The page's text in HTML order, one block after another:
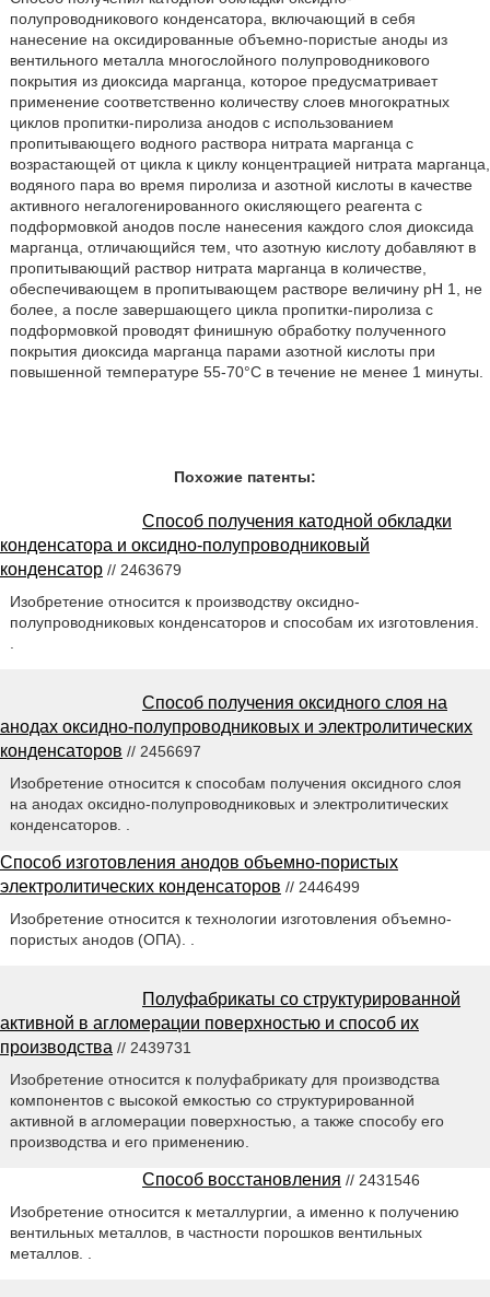
полупроводникового конденсатора, включающий в себя
нанесение на оксидированные объемно-пористые аноды из
вентильного металла многослойного полупроводникового
покрытия из диоксида марганца, которое предусматривает
применение соответственно количеству слоев многократных
циклов пропитки-пиролиза анодов с использованием
пропитывающего водного раствора нитрата марганца с
возрастающей от цикла к циклу концентрацией нитрата марганца,
водяного пара во время пиролиза и азотной кислоты в качестве
активного негалогенированного окисляющего реагента с
подформовкой анодов после нанесения каждого слоя диоксида
марганца, отличающийся тем, что азотную кислоту добавляют в
пропитывающий раствор нитрата марганца в количестве,
обеспечивающем в пропитывающем растворе величину рН 1, не
более, а после завершающего цикла пропитки-пиролиза с
подформовкой проводят финишную обработку полученного
покрытия диоксида марганца парами азотной кислоты при
повышенной температуре 55-70°С в течение не менее 1 минуты.
Похожие патенты:
Способ получения катодной обкладки
конденсатора и оксидно-полупроводниковый
конденсатор // 2463679
Изобретение относится к производству оксидно-
полупроводниковых конденсаторов и способам их изготовления.
Способ получения оксидного слоя на
анодах оксидно-полупроводниковых и электролитических
конденсаторов // 2456697
Изобретение относится к способам получения оксидного слоя
на анодах оксидно-полупроводниковых и электролитических
конденсаторов. .
Способ изготовления анодов объемно-пористых
электролитических конденсаторов // 2446499
Изобретение относится к технологии изготовления объемно-
пористых анодов (ОПА). .
Полуфабрикаты со структурированной
активной в агломерации поверхностью и способ их
производства // 2439731
Изобретение относится к полуфабрикату для производства
компонентов с высокой емкостью со структурированной
активной в агломерации поверхностью, а также способу его
производства и его применению.
Способ восстановления // 2431546
Изобретение относится к металлургии, а именно к получению
вентильных металлов, в частности порошков вентильных
металлов. .